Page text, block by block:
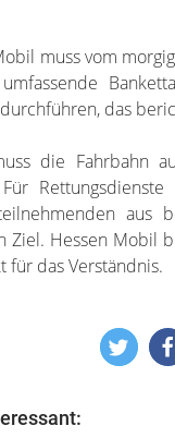
muss vom
das
die Fahrbahn
Ziel. Hessen Mobil
für das Verständnis.